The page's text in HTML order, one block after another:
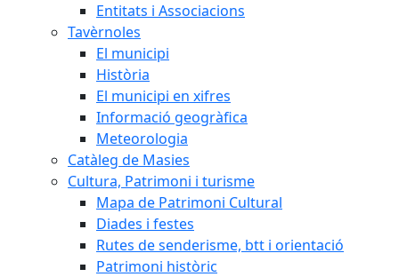
Entitats i Associacions
Tavèrnoles
El municipi
Història
El municipi en xifres
Informació geogràfica
Meteorologia
Catàleg de Masies
Cultura, Patrimoni i turisme
Mapa de Patrimoni Cultural
Diades i festes
Rutes de senderisme, btt i orientació
Patrimoni històric